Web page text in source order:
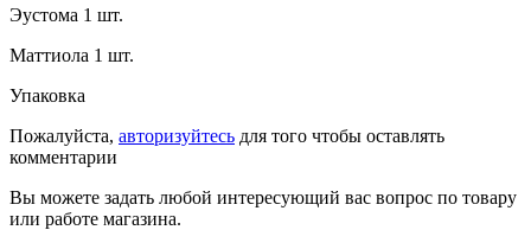
Эустома 1 шт.
Маттиола 1 шт.
Упаковка
Пожалуйста, авторизуйтесь для того чтобы оставлять
комментарии
Вы можете задать любой интересующий вас вопрос по товару
или работе магазина.